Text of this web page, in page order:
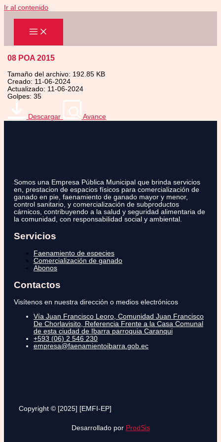
Ir al contenido
08 POA 2015
Tamaño del archivo: 192.85 KB
Creado: 11-06-2024
Actualizado: 11-06-2024
Golpes: 35
Descargar Avance
Somos una Empresa Pública Municipal que brinda servicios
en, prestacion de espacios físicos para comercialización de
ganado en pie, faenamiento de ganado mayor y menor,
control sanitario, y comercialización de subproductos
cárnicos, contribuyendo a la salud y seguridad alimentaria de
la comunidad, con responsabilidad social y ambiental.
Servicios
Faenamiento de especies
Comercialización de ganado
Abonos
Contactos
Visítenos en nuestra dirección o medios electrónicos
Vía Juan Francisco Leoro, Comunidad Juan Francisco
De Chorlavisito, Referencia Frente a la Casa Comunal
de esta ciudad de Ibarra parroquia Caranqui
+593 (06) 2 546 230
empresa@faenamientoibarra.gob.ec
Copyright © [2025] [EMFI-EP]
Desarrollado por ProdSis